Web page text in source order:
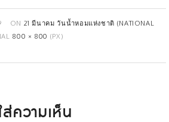
ON 21 มีนาคม วันน้ำหอมแห่งชาติ (NATIONAL
800 × 800 (PX)
ส่ความเห็น